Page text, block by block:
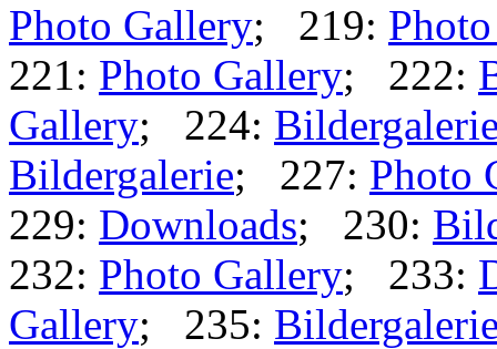
Photo Gallery; 219:
221: Photo Gallery; 222:
Gallery; 224:
Bildergalerie; 227: Photo
229: Downloads; 230:
232: Photo Gallery; 233:
Gallery; 235: